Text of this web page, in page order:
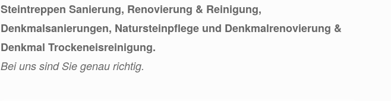
Steintreppen Sanierung, Renovierung & Reinigung,
Denkmalsanierungen, Natursteinpflege und Denkmalrenovierung &
Denkmal Trockeneisreinigung.
Bei uns sind Sie genau richtig.